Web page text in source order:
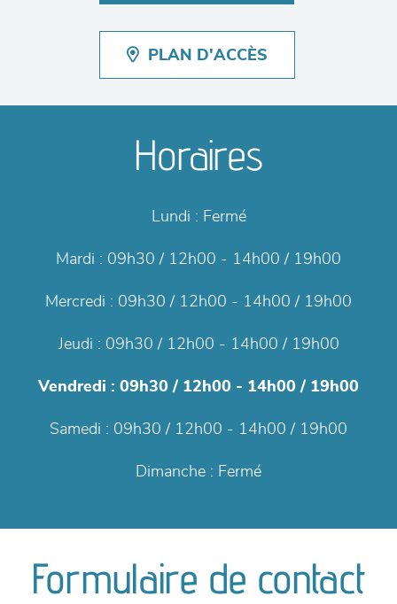
PLAN D'ACCÈS
Horaires
Lundi : Fermé
Mardi : 09h30 / 12h00 - 14h00 / 19h00
Mercredi : 09h30 / 12h00 - 14h00 / 19h00
Jeudi : 09h30 / 12h00 - 14h00 / 19h00
Vendredi : 09h30 / 12h00 - 14h00 / 19h00
Samedi : 09h30 / 12h00 - 14h00 / 19h00
Dimanche : Fermé
Formulaire de contact